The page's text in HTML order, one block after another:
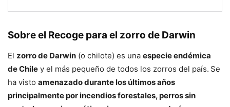
Sobre el Recoge para el zorro de Darwin
El zorro de Darwin (o chilote) es una especie endémica
de Chile y el más pequeño de todos los zorros del país. Se
ha visto amenazado durante los últimos años
principalmente por incendios forestales, perros sin